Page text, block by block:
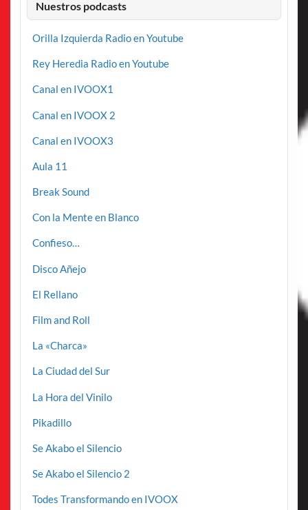
Nuestros podcasts
Orilla Izquierda Radio en Youtube
Rey Heredia Radio en Youtube
Canal en IVOOX1
Canal en IVOOX 2
Canal en IVOOX3
Aula 11
Break Sound
Con la Mente en Blanco
Confieso…
Disco Añejo
El Rellano
Film and Roll
La «Charca»
La Ciudad del Sur
La Hora del Vinilo
Pikadillo
Se Akabo el Silencio
Se Akabo el Silencio 2
Todes Transformando en IVOOX